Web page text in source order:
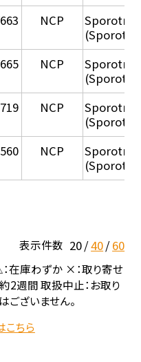
NCP
NCP
NCP
NCP
表示件数 20 40 60
在庫わずか ×：取り寄せ
2週間 取扱中止：お取り
ございません。
こちら